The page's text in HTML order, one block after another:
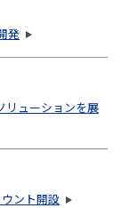
発
リューションを展
ント開設